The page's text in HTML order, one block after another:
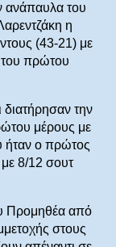
ανάπαυλα του
η
(43-21) με
του πρώτου
διατήρησαν την
μέρους με
ήταν ο πρώτος
8/12 σουτ
Προμηθέα από
στους